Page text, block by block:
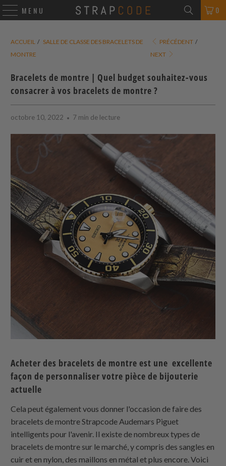
MENU 0
ACCUEIL / SALLE DE CLASSE DES BRACELETS DE
MONTRE
PRÉCÉDENT /
NEXT
Bracelets de montre | Quel budget souhaitez-vous
consacrer à vos bracelets de montre ?
octobre 10, 2022 7 min de lecture
Acheter des bracelets de montre est une excellente
façon de personnaliser votre pièce de bijouterie
actuelle
Cela peut également vous donner l'occasion de faire des
bracelets de montre Strapcode Audemars Piguet
intelligents pour l'avenir. Il existe de nombreux types de
bracelets de montre sur le marché, y compris des sangles en
cuir et en nylon, des maillons en métal et plus encore. Voici